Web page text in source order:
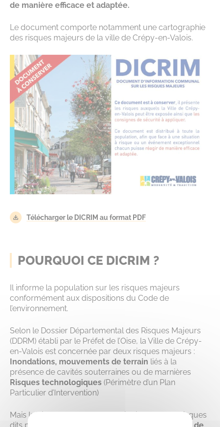
de manière efficace et adaptée.
Le document comporte notamment une cartographie
des risques majeurs de la ville de Crépy-en-Valois.
Télécharger le DICRIM au format PDF
POURQUOI CE DICRIM ?
Il informe la population sur les risques majeurs
conformément aux dispositions du Code de
l’environnement.
Selon le Dossier Départemental des Risques Majeurs
(DDRM) établi par le Préfet de l’Oise, la Ville de Crépy-
en-Valois est concernée par deux risques majeurs :
Inondations, mouvements de terrain liés à la
présence de cavités souterraines ou de marnières
Risques technologiques (Périmètre d’un Plan
Particulier d’Intervention)
Mais la Ville est également assujettie à d’autres risques